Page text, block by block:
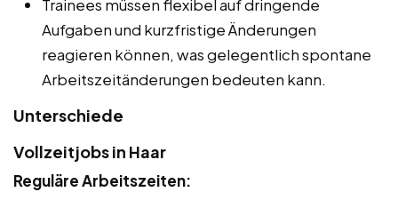
Trainees müssen flexibel auf dringende
Aufgaben und kurzfristige Änderungen
reagieren können, was gelegentlich spontane
Arbeitszeitänderungen bedeuten kann.
Unterschiede
Vollzeitjobs in Haar
Reguläre Arbeitszeiten: